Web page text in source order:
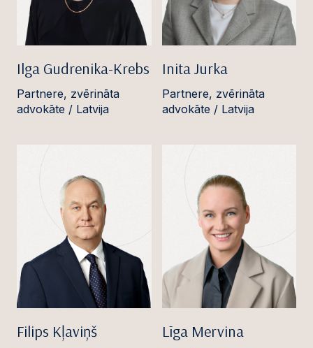
Ilga Gudrenika-Krebs
Partnere, zvērināta
advokāte / Latvija
Inita Jurka
Partnere, zvērināta
advokāte / Latvija
Filips Kļaviņš Līga Mervina